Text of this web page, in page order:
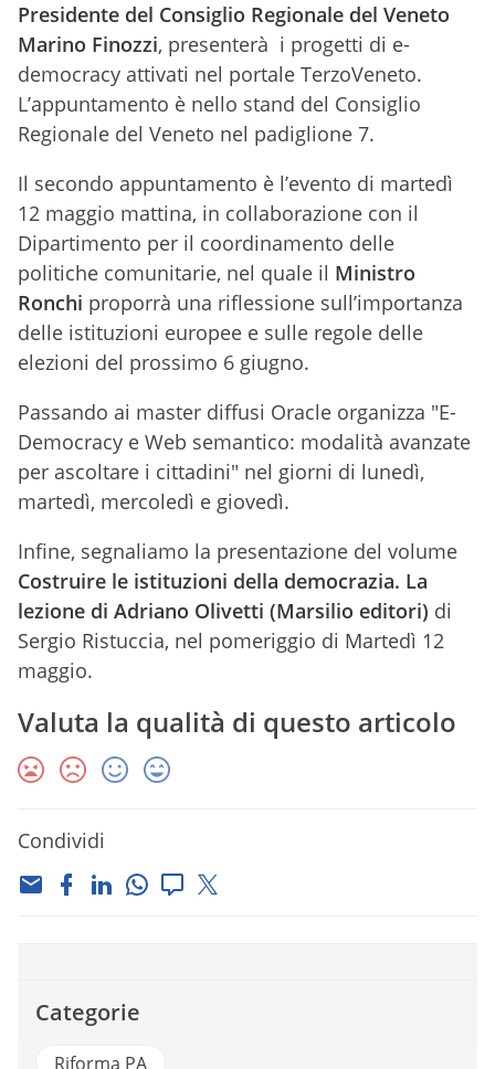
Presidente del Consiglio Regionale del Veneto
Marino Finozzi, presenterà i progetti di e-
democracy attivati nel portale TerzoVeneto.
L’appuntamento è nello stand del Consiglio
Regionale del Veneto nel padiglione 7.
Il secondo appuntamento è l’evento di martedì
12 maggio mattina, in collaborazione con il
Dipartimento per il coordinamento delle
politiche comunitarie, nel quale il Ministro
Ronchi proporrà una riflessione sull’importanza
delle istituzioni europee e sulle regole delle
elezioni del prossimo 6 giugno.
Passando ai master diffusi Oracle organizza "E-
Democracy e Web semantico: modalità avanzate
per ascoltare i cittadini" nel giorni di lunedì,
martedì, mercoledì e giovedì.
Infine, segnaliamo la presentazione del volume
Costruire le istituzioni della democrazia. La
lezione di Adriano Olivetti (Marsilio editori) di
Sergio Ristuccia, nel pomeriggio di Martedì 12
maggio.
Valuta la qualità di questo articolo
Condividi
Categorie
Riforma PA